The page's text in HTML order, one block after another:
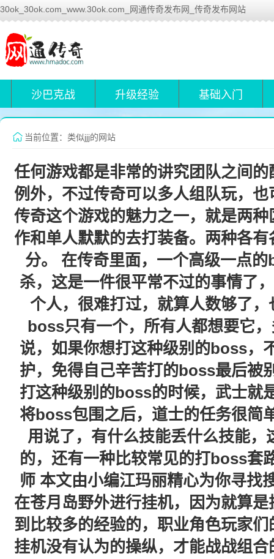
30ok_30ok.com_www.30ok.com_网通传奇发布网_传奇发布网站
沙巴克战 升级经验 基础入门
当前位置：类似jjj的网站
任何游戏都是非常的讲究团队之间
例外，不过传奇可以多人组队玩，
传奇这个游戏的魅力之一，就是两
作和单人默默的去打装备。两种各
分。 在传奇里面，一个高级一点
杀，这是一件很平常不过的事情了
个人，很难打过，就算人数够了
boss只有一个，所有人都想要它
说，如果你想打这种级别的boss，
护，免得自己辛苦打的boss最后被
打这种级别的boss的时候，武士就
将boss包围之后，道士的任务很简
用说了，有什么技能丢什么技能
的，还有一种比较常见的打boss套
师 本文由小编江玛丽精心为你寻找
在苍月岛野外进行挂机，因为就算
到比较多的经验的，职业角色玩家
挂机没有认为的操纵，才能战战组